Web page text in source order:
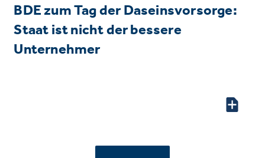
BDE zum Tag der Daseinsvorsorge:
Staat ist nicht der bessere
Unternehmer